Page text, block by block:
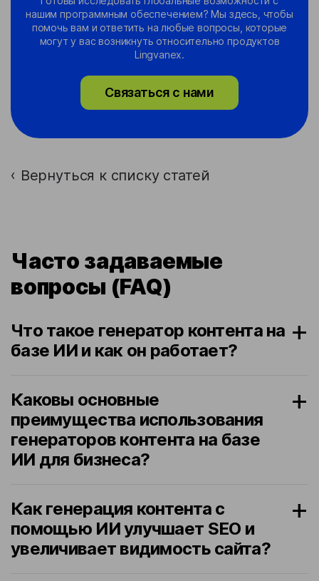
нашим программным обеспечением? Мы здесь, чтобы
помочь вам и ответить на любые вопросы, которые
могут у вас возникнуть относительно продуктов
Lingvanex.
Связаться с нами
› Вернуться к списку статей
Часто задаваемые
вопросы (FAQ)
Что такое генератор контента на
базе ИИ и как он работает?
Каковы основные
преимущества использования
генераторов контента на базе
ИИ для бизнеса?
Как генерация контента с
помощью ИИ улучшает SEO и
увеличивает видимость сайта?